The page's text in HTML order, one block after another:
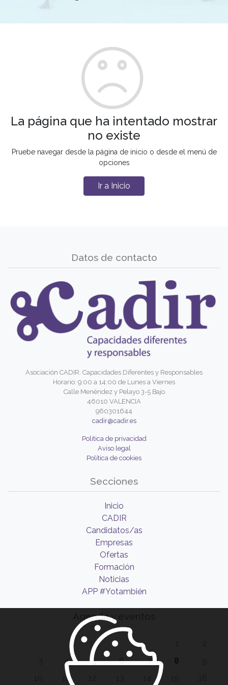
La página que ha intentado mostrar
no existe
Pruebe navegar desde la página de inicio o desde el menú de
opciones
Ir a Inicio
Datos de contacto
Asociación CADIR. Capacidades Diferentes y Responsables
Horario: 9:00 a 14:00 de Lunes a Viernes
Calle Menéndez y Pelayo 3-5 Bajo
46010 VALENCIA
960301644
cadir@cadir.es
Política de privacidad
Aviso legal
Política de cookies
Secciones
Inicio
CADIR
Candidatos/as
Empresas
Ofertas
Formación
Noticias
APP #Yotambién
Agenda y eventos
4 5 6 7 8
11